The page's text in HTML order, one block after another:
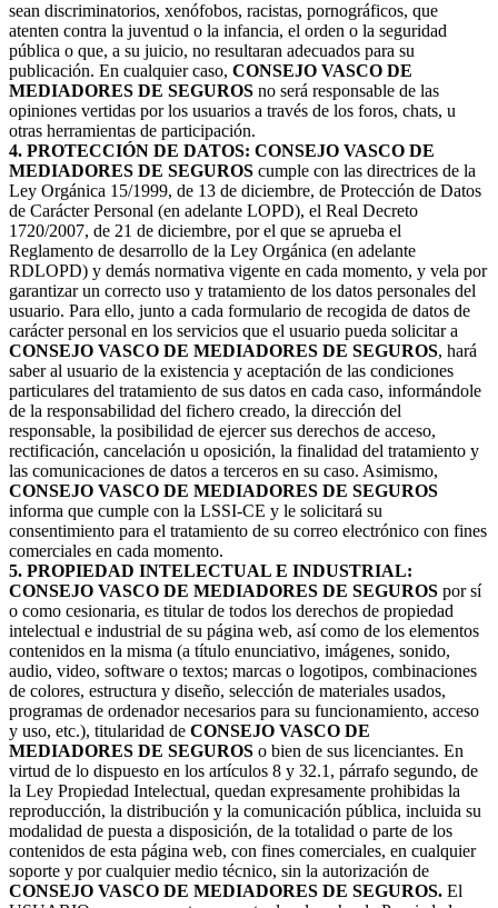
sean discriminatorios, xenófobos, racistas, pornográficos, que
atenten contra la juventud o la infancia, el orden o la seguridad
pública o que, a su juicio, no resultaran adecuados para su
publicación. En cualquier caso, CONSEJO VASCO DE
MEDIADORES DE SEGUROS no será responsable de las
opiniones vertidas por los usuarios a través de los foros, chats, u
otras herramientas de participación.
4. PROTECCIÓN DE DATOS: CONSEJO VASCO DE
MEDIADORES DE SEGUROS cumple con las directrices de la
Ley Orgánica 15/1999, de 13 de diciembre, de Protección de Datos
de Carácter Personal (en adelante LOPD), el Real Decreto
1720/2007, de 21 de diciembre, por el que se aprueba el
Reglamento de desarrollo de la Ley Orgánica (en adelante
RDLOPD) y demás normativa vigente en cada momento, y vela por
garantizar un correcto uso y tratamiento de los datos personales del
usuario. Para ello, junto a cada formulario de recogida de datos de
carácter personal en los servicios que el usuario pueda solicitar a
CONSEJO VASCO DE MEDIADORES DE SEGUROS, hará
saber al usuario de la existencia y aceptación de las condiciones
particulares del tratamiento de sus datos en cada caso, informándole
de la responsabilidad del fichero creado, la dirección del
responsable, la posibilidad de ejercer sus derechos de acceso,
rectificación, cancelación u oposición, la finalidad del tratamiento y
las comunicaciones de datos a terceros en su caso. Asimismo,
CONSEJO VASCO DE MEDIADORES DE SEGUROS
informa que cumple con la LSSI-CE y le solicitará su
consentimiento para el tratamiento de su correo electrónico con fines
comerciales en cada momento.
5. PROPIEDAD INTELECTUAL E INDUSTRIAL:
CONSEJO VASCO DE MEDIADORES DE SEGUROS por sí
o como cesionaria, es titular de todos los derechos de propiedad
intelectual e industrial de su página web, así como de los elementos
contenidos en la misma (a título enunciativo, imágenes, sonido,
audio, video, software o textos; marcas o logotipos, combinaciones
de colores, estructura y diseño, selección de materiales usados,
programas de ordenador necesarios para su funcionamiento, acceso
y uso, etc.), titularidad de CONSEJO VASCO DE
MEDIADORES DE SEGUROS o bien de sus licenciantes. En
virtud de lo dispuesto en los artículos 8 y 32.1, párrafo segundo, de
la Ley Propiedad Intelectual, quedan expresamente prohibidas la
reproducción, la distribución y la comunicación pública, incluida su
modalidad de puesta a disposición, de la totalidad o parte de los
contenidos de esta página web, con fines comerciales, en cualquier
soporte y por cualquier medio técnico, sin la autorización de
CONSEJO VASCO DE MEDIADORES DE SEGUROS. El